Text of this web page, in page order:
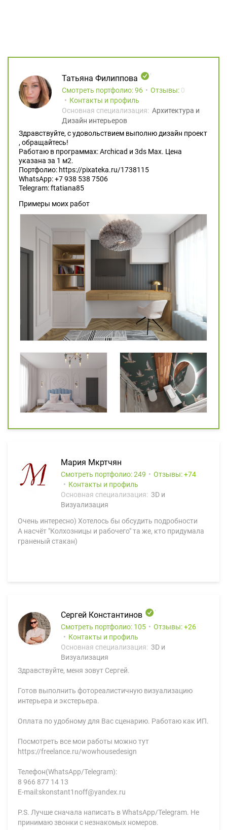
Татьяна Филиппова
Смотреть портфолио: 96 Отзывы: 0
Контакты и профиль
Основная специализация: Архитектура и
Дизайн интерьеров
Здравствуйте, с удовольствием выполню дизайн проект
, обращайтесь!
Работаю в программах: Archicad и 3ds Max. Цена
указана за 1 м2.
Портфолио: https://pixateka.ru/1738115
WhatsApp: +7 938 538 7506
Telegram: ftatiana85
Примеры моих работ
Mария Мкртчян
Смотреть портфолио: 249 Отзывы:
74
Контакты и профиль
Основная специализация: 3D и
Визуализация
Очень интересно) Хотелось бы обсудить подробности
А насчёт "Колхозницы и рабочего" та же, кто придумала
граненый стакан)
Сергей Константинов
Смотреть портфолио: 105 Отзывы:
26
Контакты и профиль
Основная специализация: 3D и
Визуализация
Здравствуйте, меня зовут Сергей.
Готов выполнить фотореалистичную визуализацию
интерьера и экстерьера.
Оплата по удобному для Вас сценарию. Работаю как ИП.
Посмотреть все мои работы можно тут
https://freelance.ru/wowhousedesign
Телефон(WhatsApp/Telegram):
8 966 877 14 13
Е-mail:skonstant1noff@yandex.ru
P.S. Лучше сначала написать в WhatsApp/Telegram. Не
принимаю звонки с незнакомых номеров.